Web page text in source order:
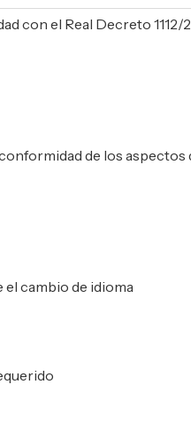
con el Real Decreto 1112/
de los
cambio de idioma